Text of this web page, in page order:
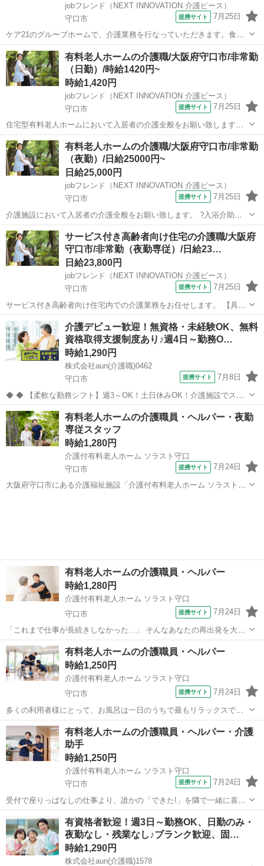
jobフレンド（NEXT INNOVATION 介護ピース）
守口市
提携サイト 7月25日
ケア21のグループホームで、介護業務を行なっていただきます。食
事・入浴・排泄等の日常生活のお手伝いのほか、バイタルチェックな
ど体調管理、お茶を飲んだり体操したり、お歌を歌ったりする入居者
様を見守るのも大切なお仕事。健康面はも...
大阪 守口市 介護
有料老人ホームの介護職/大阪府守口市/非常勤
（日勤）/時給1420円~
時給1,420円
jobフレンド（NEXT INNOVATION 介護ピース）
守口市
提携サイト 7月25日
住宅型有料老人ホームにおいて入居者の介護全般をお願い致します。
?入浴介助：入居者の着替え、入浴、洗身、洗髪等のサポート ?食事介
助：入居者の摂食、服薬等のサポート ?排泄介助：入居者のトイレへ
の誘導、排泄補助、オムツ交換等...
大阪 守口市 介護
有料老人ホームの介護職/大阪府守口市/非常勤
（夜勤）/日給25000円~
日給25,000円
jobフレンド（NEXT INNOVATION 介護ピース）
守口市
提携サイト 7月25日
介護施設において入居者の介護全般をお願い致します。 ?入浴介助：
入居者の着替え、入浴、洗身、洗髪等のサポート ?食事介助：入居者
の摂食、服薬等のサポート ?排泄介助：入居者のトイレへの誘導、排
泄補助、オムツ交換等のサポ...
大阪 守口市 介護
サービス付き高齢者向け住宅の介護職/大阪府
守口市/非常勤（夜勤専従）/日給23…
日給23,800円
jobフレンド（NEXT INNOVATION 介護ピース）
守口市
提携サイト 7月25日
サービス付き高齢者向け住宅内での介護業務をお任せします。 【具体
的には…】 ・利用者様の身体介護（食事・排泄・入浴など） ・ベッド
や車イスへの移動に関する支援 ・レクリエーションの計画・実施 ・身
の回りのお世話 ...
大阪 守口市 介護
介護デビュー歓迎！無資格・未経験OK、無料
資格取得支援制度あり♪週4日～勤務O…
時給1,290円
株式会社aun(介護職)0462
守口市
提携サイト 7月8日
◆ ◆ 【柔軟な勤務シフト】週3～OK！土日休みOK！介護施設でスタ
ッフ募集中 お休みは事前申請すれば柔軟に対応します。 自分らしい勤
務スタイル・長期的に働きたい方必見！ スキルを身につけながら、介
護経験を積むことができ...
大阪 守口市 介護
有料老人ホームの介護職員・ヘルパー・夜勤
専従スタッフ
時給1,280円
介護付有料老人ホーム ソラスト守口
守口市
提携サイト 7月24日
大阪府守口市にある介護福祉施設「介護付有料老人ホーム ソラスト守
有料老人ホームの介護職員・ヘルパー
時給1,280円
介護付有料老人ホーム ソラスト守口
守口市
提携サイト 7月24日
「これまで仕事が長続きしなかった...」 そんなあなたの再出発を大阪
府守口市の介護福祉施設「介護付き有料老人ホームソラスト守口」は
全力で応援します! ▼介護のお仕事は、力任せの重労働ではありませ
ん。 施設内のフロアを移動し...
大阪 守口市 介護
有料老人ホームの介護職員・ヘルパー
時給1,250円
介護付有料老人ホーム ソラスト守口
守口市
提携サイト 7月24日
多くの利用者様にとって、お風呂は一日のうちで最もリラックスでき
る、心待ちにしている時間です。大阪府守口市にある「介護付有料老
人ホーム ソラスト守口」で、そんな「至福のひととき」を演出する入
浴専門介護スタッフ(パート・アルバイ...
大阪 守口市 介護
有料老人ホームの介護職員・ヘルパー・介護
助手
時給1,250円
介護付有料老人ホーム ソラスト守口
守口市
提携サイト 7月24日
受付で座りっぱなしの仕事より、誰かの「できた!」を隣で一緒に喜び
たい!そんな1日が理想なら、ここはあなたにピッタリです。 これまで
のカフェやホテルなどの接客現場で培ってきた「明るい声掛け」や
「周囲を元気にする力」。それは入居...
守口市 介護
有資格者歓迎！週3日～勤務OK、日勤のみ・
夜勤なし・残業なし♪ブランク歓迎、固…
時給1,290円
株式会社aun(介護職)1578